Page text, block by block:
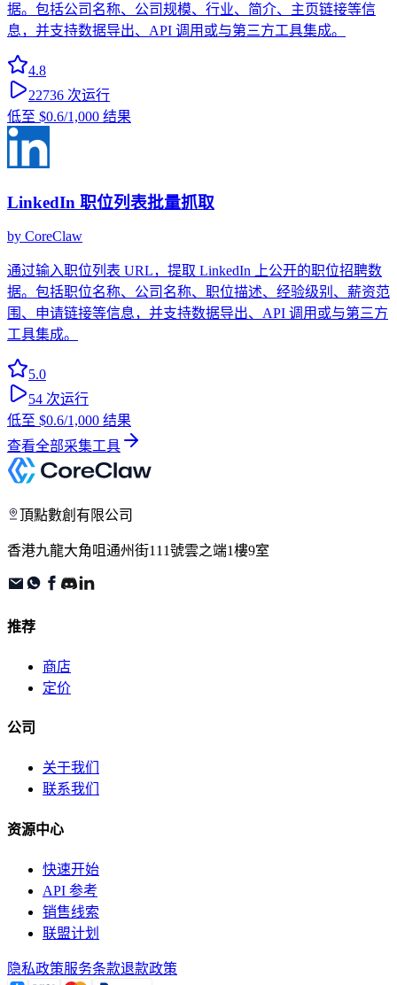
据。包括公司名称、公司规模、行业、简介、主页链接等信
息，并支持数据导出、API 调用或与第三方工具集成。
4.8
22736 次运行
低至 $0.6/1,000 结果
LinkedIn 职位列表批量抓取
by CoreClaw
通过输入职位列表 URL，提取 LinkedIn 上公开的职位招聘数
据。包括职位名称、公司名称、职位描述、经验级别、薪资范
围、申请链接等信息，并支持数据导出、API 调用或与第三方
工具集成。
5.0
54 次运行
低至 $0.6/1,000 结果
查看全部采集工具
頂點數創有限公司
香港九龍大角咀通州街111號雲之端1樓9室
推荐
商店
定价
公司
关于我们
联系我们
资源中心
快速开始
API 参考
销售线索
联盟计划
隐私政策服务条款退款政策